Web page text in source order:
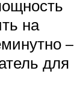
на
–
для